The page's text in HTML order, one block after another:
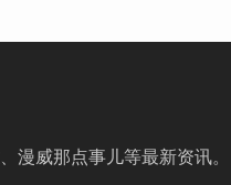
漫威那点事儿等最新资讯。